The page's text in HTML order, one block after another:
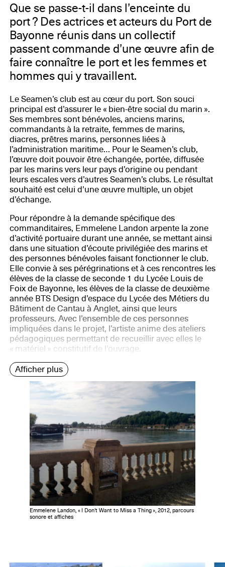
Que se passe-t-il dans l’enceinte du
port ? Des actrices et acteurs du Port de
Bayonne réunis dans un collectif
passent commande d’une œuvre afin de
faire connaître le port et les femmes et
hommes qui y travaillent.
Le Seamen’s club est au cœur du port. Son souci
principal est d’assurer le « bien-être social du marin ».
Ses membres sont bénévoles, anciens marins,
commandants à la retraite, femmes de marins,
diacres, prêtres marins, personnes liées à
l’administration maritime… Pour le Seamen’s club,
l’œuvre doit pouvoir être échangée, portée, diffusée
par les marins vers leur pays d’origine ou pendant
leurs escales vers d’autres Seamen’s clubs. Le résultat
souhaité est celui d’une œuvre multiple, un objet
d’échange.
Pour répondre à la demande spécifique des
commanditaires, Emmelene Landon arpente la zone
d’activité portuaire durant une année, se mettant ainsi
dans une situation d’écoute privilégiée des marins et
des personnes bénévoles faisant fonctionner le club.
Elle convie à ses pérégrinations et à ces rencontres les
élèves de la classe de seconde 1 du Lycée Louis de
Foix de Bayonne, les élèves de la classe de deuxième
année BTS Design d’espace du Lycée des Métiers du
Bâtiment de Cantau à Anglet, ainsi que leurs
professeurs. Avec l’ensemble de ces personnes
impliquées dans le projet, l’artiste anime des ateliers
pédagogiques permettant de recueillir avec elles le
« matériel » constitutif de l’ouvrage.
Afficher plus
Emmelene Landon, « I Don't Want to Miss a Thing », 2012, parcours
sonore et affiches